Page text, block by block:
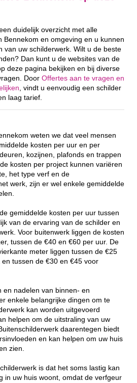
duidelijk overzicht met alle
Bennekom en omgeving en u kunnen
van uw schilderwerk. Wilt u de beste
Dan kunt u de websites van de
deze pagina bekijken en bij diverse
Door Offertes aan te vragen en
, vindt u eenvoudig een schilder
laag tarief.
weten we dat veel mensen
kosten per uur en per
kozijnen, plafonds en trappen
kosten per project kunnen variëren
het type verf en de
werk, zijn er wel enkele gemiddelde
gemiddelde kosten per uur tussen
van de ervaring van de schilder en
Voor buitenwerk liggen de kosten
tussen de €40 en €60 per uur. De
meter liggen tussen de €25
tussen de €30 en €45 voor
en nadelen van binnen- en
enkele belangrijke dingen om te
kan worden uitgevoerd
helpen om de uitstraling van uw
daarentegen biedt
en kan helpen om uw huis
zien.
is dat het soms lastig kan
in uw huis woont, omdat de verfgeur